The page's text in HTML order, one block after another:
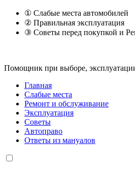
① Слабые места автомобилей
② Правильная эксплуатация
③ Советы перед покупкой и
Помощник при выборе,
Главная
Слабые места
Ремонт и обслуживание
Эксплуатация
Советы
Автоправо
Ответы из мануалов